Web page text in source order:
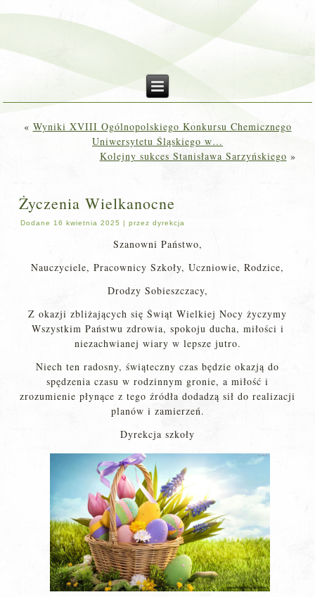
« Wyniki XVIII Ogólnopolskiego Konkursu Chemicznego
Uniwersytetu Śląskiego w…
Kolejny sukces Stanisława Sarzyńskiego »
Życzenia Wielkanocne
Dodane 16 kwietnia 2025 |przez dyrekcja
Szanowni Państwo,
Nauczyciele, Pracownicy Szkoły, Uczniowie, Rodzice,
Drodzy Sobieszczacy,
Z okazji zbliżających się Świąt Wielkiej Nocy życzymy
Wszystkim Państwu zdrowia, spokoju ducha, miłości i
niezachwianej wiary w lepsze jutro.
Niech ten radosny, świąteczny czas będzie okazją do
spędzenia czasu w rodzinnym gronie, a miłość i
zrozumienie płynące z tego źródła dodadzą sił do realizacji
planów i zamierzeń.
Dyrekcja szkoły